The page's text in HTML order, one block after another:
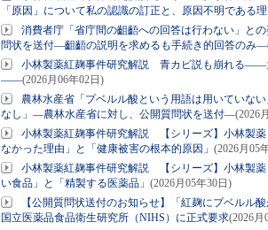
「原因」について私の認識の訂正と、原因不明である
消費者庁「省庁間の齟齬への回答は行わない」と
問状を送付―齟齬の説明を求めるも手続き的回答のみ―
小林製薬紅麹事件研究解説 青カビ説も崩れる――
――(2026月06年02日)
農林水産省「プベルル酸という用語は用いていな
なし」―農林水産省に対し、公開質問状を送付―(2026
小林製薬紅麹事件研究解説 【シリーズ】小林製
なかった理由」と「健康被害の根本的原因」 (2026月05
小林製薬紅麹事件研究解説 【シリーズ】小林製
い食品」と「精製する医薬品」 (2026月05年30日)
【公開質問状送付のお知らせ】「紅麹にプベルル
国立医薬品食品衛生研究所（NIHS）に正式要求(2026月